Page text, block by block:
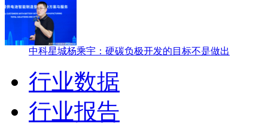
中科星城杨乘宇：硬碳负极开发的目标不是做出
行业数据
行业报告